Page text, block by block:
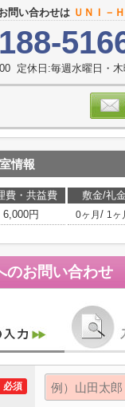
問い合わせは ＵＮＩ－
定休日:毎週水曜日・木
情報
費・共益費 敷金/礼
6,000円 0ヶ月 / 1ヶ
のお問い合わせ
必須